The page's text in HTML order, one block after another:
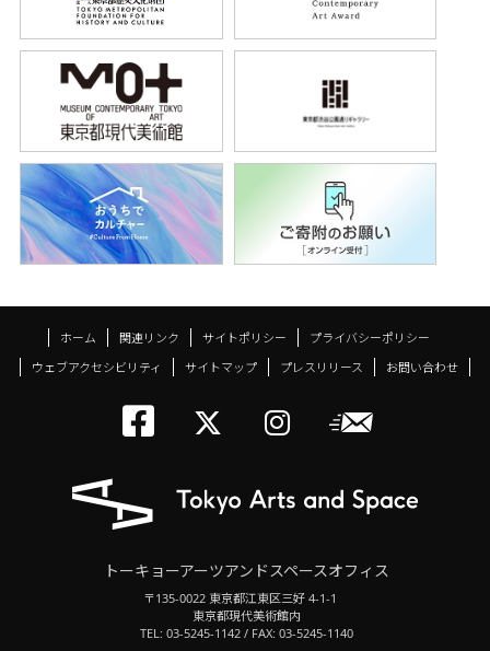
ホーム 関連リンク サイトポリシー
プライバシーポリシー
ウェブアクセシビリティ
サイトマップ プレスリリース お問い合わせ
トーキョーアーツ
メールニ
トーキョーアーツアンドスペースオフィス
〒135-0022 東京都江東区三好 4-1-1
東京都現代美術館内
TEL: 03-5245-1142 / FAX: 03-5245-1140